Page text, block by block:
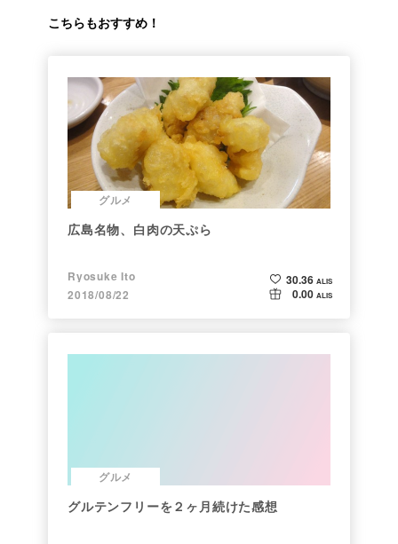
こちらもおすすめ！
グルメ
広島名物、白肉の天ぷら
Ryosuke Ito
2018/08/22
30.36 ALIS
0.00 ALIS
グルメ
グルテンフリーを２ヶ月続けた感想